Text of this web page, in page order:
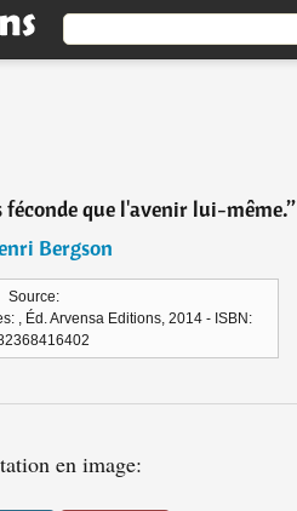
féconde que l'avenir lui-même.”
Bergson
Source:
, Éd. Arvensa Editions, 2014 - ISBN:
en image: